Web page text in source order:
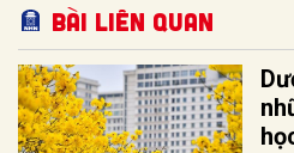
Bài liên quan